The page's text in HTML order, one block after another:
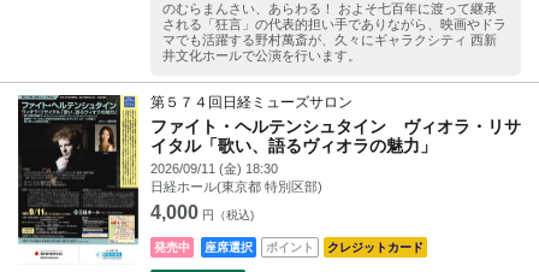
のむらまんさい、あらわる！ およそ七百年に渡って継承
される「狂言」の代表的担い手でありながら、映画やドラ
マでも活躍する野村萬斎が、久々にギャラクシティ 西新
井文化ホールで公演を行います。
第５７４回日経ミューズサロン
ファイト・ヘルテンシュタイン ヴィオラ・リサ
イタル「歌い、語るヴィオラの魅力」
2026/09/11 (金) 18:30
日経ホール(東京都 特別区部)
4,000 円（税込)
発売中 座席選択 ポイント クレジットカード